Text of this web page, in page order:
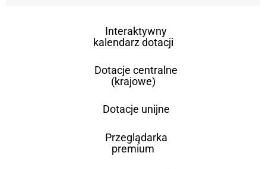
Interaktywny
kalendarz dotacji
Dotacje centralne
(krajowe)
Dotacje unijne
Przeglądarka
premium